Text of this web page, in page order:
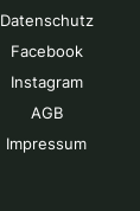
Datenschutz
Facebook
Instagram
AGB
Impressum